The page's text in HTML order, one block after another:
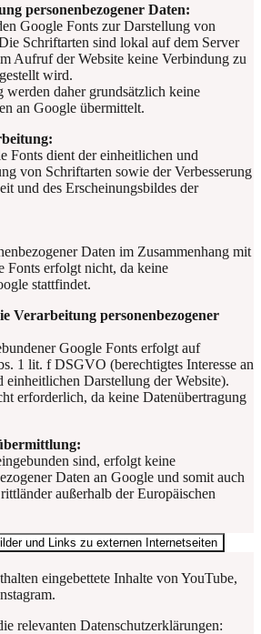
personenbezogener Daten:
Google Fonts zur Darstellung von
Schriftarten sind lokal auf dem Server
Aufruf der Website keine Verbindung zu
wird.
werden daher grundsätzlich keine
an Google übermittelt.
Fonts dient der einheitlichen und
von Schriftarten sowie der Verbesserung
und des Erscheinungsbildes der
Daten im Zusammenhang mit
Fonts erfolgt nicht, da keine
stattfindet.
Verarbeitung personenbezogener
Google Fonts erfolgt auf
1 lit. f DSGVO (berechtigtes Interesse an
einheitlichen Darstellung der Website).
erforderlich, da keine Datenübertragung
sind, erfolgt keine
Daten an Google und somit auch
außerhalb der Europäischen
und Links zu externen Internetseiten
eingebettete Inhalte von YouTube,
relevanten Datenschutzerklärungen: